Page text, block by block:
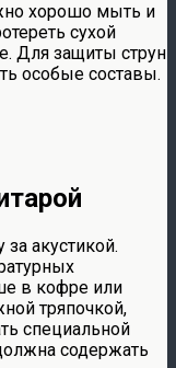
хорошо мыть и
сухой
Для защиты струн
особые составы.
акустикой.
в кофре или
тряпочкой,
специальной
содержать